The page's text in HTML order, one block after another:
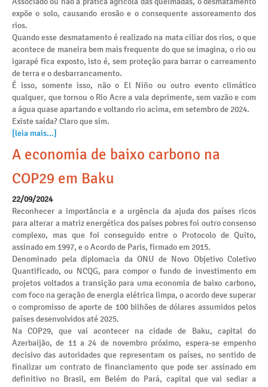
expõe o solo, causando erosão e o consequente assoreamento dos
rios.
Quando esse desmatamento é realizado na mata ciliar dos rios, o que
acontece de maneira bem mais frequente do que se imagina, o rio ou
igarapé fica exposto, isto é, sem proteção para barrar o carreamento
de terra e o desbarrancamento.
É isso, somente isso, não o El Niño ou outro evento climático
qualquer, que tornou o Rio Acre a vala deprimente, sem vazão e com
a água quase apartando e voltando rio acima, em setembro de 2024.
Existe saída? Claro que sim.
[leia mais...]
A economia de baixo carbono na
COP29 em Baku
22/09/2024
Reconhecer a importância e a urgência da ajuda dos países ricos
para alterar a matriz energética dos países pobres foi outro consenso
complexo, mas que foi conseguido entre o Protocolo de Quito,
assinado em 1997, e o Acordo de Paris, firmado em 2015.
Denominado pela diplomacia da ONU de Novo Objetivo Coletivo
Quantificado, ou NCQG, para compor o fundo de investimento em
projetos voltados a transição para uma economia de baixo carbono,
com foco na geração de energia elétrica limpa, o acordo deve superar
o compromisso de aporte de 100 bilhões de dólares assumidos pelos
países desenvolvidos até 2025.
Na COP29, que vai acontecer na cidade de Baku, capital do
Azerbaijão, de 11 a 24 de novembro próximo, espera-se empenho
decisivo das autoridades que representam os países, no sentido de
finalizar um contrato de financiamento que pode ser assinado em
definitivo no Brasil, em Belém do Pará, capital que vai sediar a